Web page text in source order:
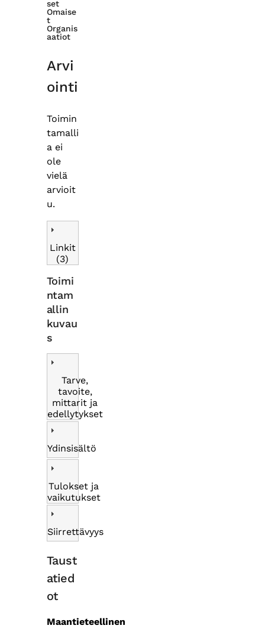
set
Omaise
t
Organis
aatiot
Arvi
ointi
Toimin
tamalli
a ei
ole
vielä
arvioit
u.
Linkit
(3)
Toimi
ntam
allin
kuvau
s
Tarve,
tavoite,
mittarit ja
edellytykset
Ydinsisältö
Tulokset ja
vaikutukset
Siirrettävyys
Taust
atied
ot
Maantieteellinen